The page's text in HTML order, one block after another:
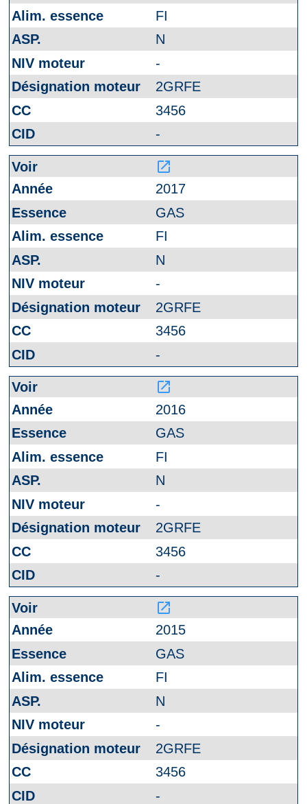
FI
N
-
2GRFE
3456
-
launch
2017
GAS
FI
N
-
2GRFE
3456
-
launch
2016
GAS
FI
N
-
2GRFE
3456
-
launch
2015
GAS
FI
N
-
2GRFE
3456
-